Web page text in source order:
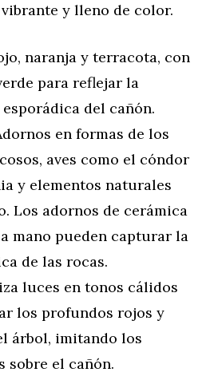
y lleno de color.
naranja y terracota, con
para reflejar la
del cañón.
en formas de los
aves como el cóndor
y elementos naturales
Los adornos de cerámica
mano pueden capturar la
de las rocas.
luces en tonos cálidos
los profundos rojos y
árbol, imitando los
sobre el cañón.